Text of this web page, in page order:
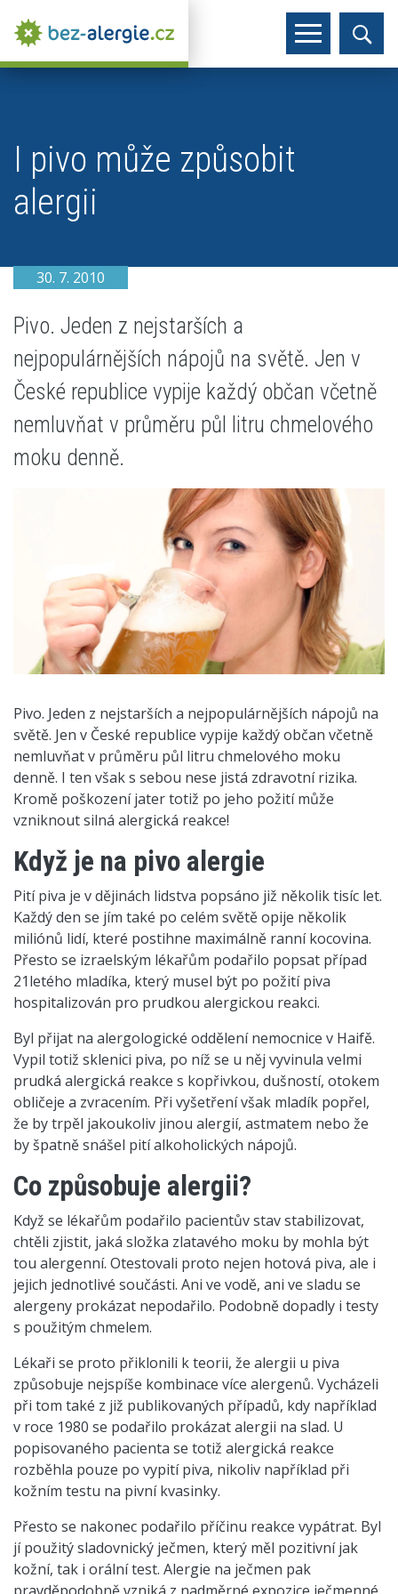
I pivo může způsobit
alergii
30. 7. 2010
Pivo. Jeden z nejstarších a
nejpopulárnějších nápojů na světě. Jen v
České republice vypije každý občan včetně
nemluvňat v průměru půl litru chmelového
moku denně.
Pivo. Jeden z nejstarších a nejpopulárnějších nápojů na
světě. Jen v České republice vypije každý občan včetně
nemluvňat v průměru půl litru chmelového moku
denně. I ten však s sebou nese jistá zdravotní rizika.
Kromě poškození jater totiž po jeho požití může
vzniknout silná alergická reakce!
Když je na pivo alergie
Pití piva je v dějinách lidstva popsáno již několik tisíc let.
Každý den se jím také po celém světě opije několik
miliónů lidí, které postihne maximálně ranní kocovina.
Přesto se izraelským lékařům podařilo popsat případ
21letého mladíka, který musel být po požití piva
hospitalizován pro prudkou alergickou reakci.
Byl přijat na alergologické oddělení nemocnice v Haifě.
Vypil totiž sklenici piva, po níž se u něj vyvinula velmi
prudká alergická reakce s kopřivkou, dušností, otokem
obličeje a zvracením. Při vyšetření však mladík popřel,
že by trpěl jakoukoliv jinou alergií, astmatem nebo že
by špatně snášel pití alkoholických nápojů.
Co způsobuje alergii?
Když se lékařům podařilo pacientův stav stabilizovat,
chtěli zjistit, jaká složka zlatavého moku by mohla být
tou alergenní. Otestovali proto nejen hotová piva, ale i
jejich jednotlivé součásti. Ani ve vodě, ani ve sladu se
alergeny prokázat nepodařilo. Podobně dopadly i testy
s použitým chmelem.
Lékaři se proto přiklonili k teorii, že alergii u piva
způsobuje nejspíše kombinace více alergenů. Vycházeli
při tom také z již publikovaných případů, kdy například
v roce 1980 se podařilo prokázat alergii na slad. U
popisovaného pacienta se totiž alergická reakce
rozběhla pouze po vypití piva, nikoliv například při
kožním testu na pivní kvasinky.
Přesto se nakonec podařilo příčinu reakce vypátrat. Byl
jí použitý sladovnický ječmen, který měl pozitivní jak
kožní, tak i orální test. Alergie na ječmen pak